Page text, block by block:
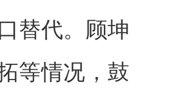
替代。顾坤
等情况，鼓